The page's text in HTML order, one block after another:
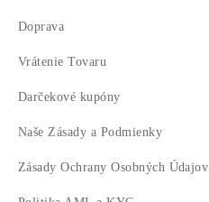
Doprava
Vrátenie Tovaru
Darčekové kupóny
Naše Zásady a Podmienky
Zásady Ochrany Osobných Údajov